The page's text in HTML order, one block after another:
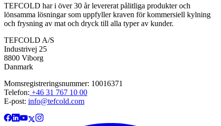
TEFCOLD har i över 30 år levererat pålitliga produkter och
lönsamma lösningar som uppfyller kraven för kommersiell kylning
och frysning av mat och dryck till alla typer av kunder.
TEFCOLD A/S
Industrivej 25
8800 Viborg
Danmark
Momsregistreringsnummer: 10016371
Telefon: +46 31 767 10 00
E-post: info@tefcold.com